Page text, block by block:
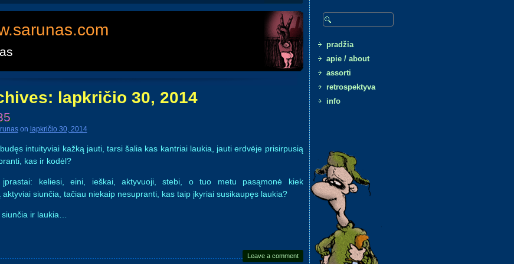
Search
pradžia
apie / about
assorti
retrospektyva
info
lapkričio 30, 2014
on lapkričio 30, 2014
intuityviai kažką jauti, tarsi šalia kas kantriai laukia, jauti erdvėje prisirpusią
kas ir kodėl?
įprastai: keliesi, eini, ieškai, aktyvuoji, stebi, o tuo metu pasąmonė kiek
aktyviai siunčia, tačiau niekaip nesupranti, kas taip įkyriai susikaupęs laukia?
ir laukia…
Leave a comment